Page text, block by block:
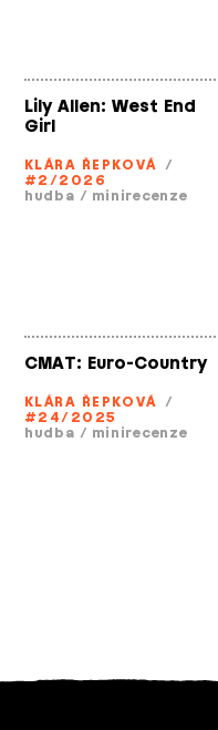
Lily Allen: West End
Girl
KLÁRA ŘEPKOVÁ /
#2/2026
hudba / minirecenze
CMAT: Euro­-Country
KLÁRA ŘEPKOVÁ /
#24/2025
hudba / minirecenze